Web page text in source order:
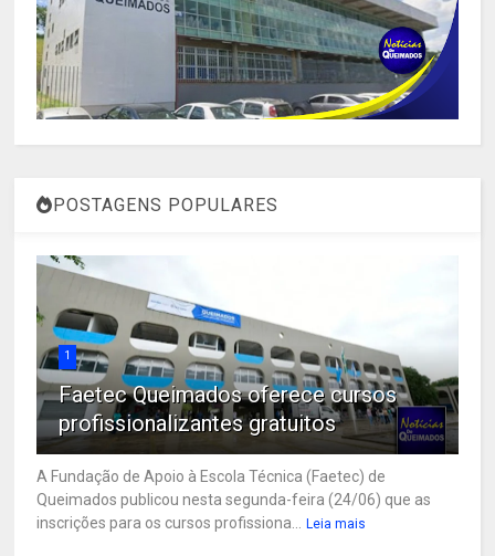
POSTAGENS POPULARES
1
Faetec Queimados oferece cursos
profissionalizantes gratuitos
A Fundação de Apoio à Escola Técnica (Faetec) de
Queimados publicou nesta segunda-feira (24/06) que as
inscrições para os cursos profissiona... Leia mais